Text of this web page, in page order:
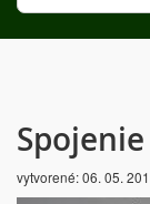
vytvorené:06. 05.